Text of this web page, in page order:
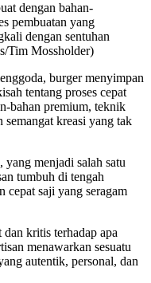
dengan bahan-
pembuatan yang
dengan sentuhan
Tim Mossholder)
burger menyimpan
tentang proses cepat
bahan premium, teknik
semangat kreasi yang tak
menjadi salah satu
tumbuh di tengah
cepat saji yang seragam
kritis terhadap apa
menawarkan sesuatu
autentik, personal, dan